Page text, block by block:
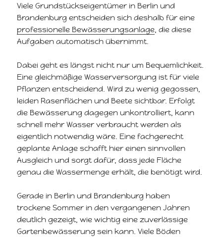
Viele Grundstückseigentümer in Berlin und
Brandenburg entscheiden sich deshalb für eine
professionelle Bewässerungsanlage , die diese
Aufgaben automatisch übernimmt.
Dabei geht es längst nicht nur um Bequemlichkeit.
Eine gleichmäßige Wasserversorgung ist für viele
Pflanzen entscheidend. Wird zu wenig gegossen,
leiden Rasenflächen und Beete sichtbar. Erfolgt
die Bewässerung dagegen unkontrolliert, kann
schnell mehr Wasser verbraucht werden als
eigentlich notwendig wäre. Eine fachgerecht
geplante Anlage schafft hier einen sinnvollen
Ausgleich und sorgt dafür, dass jede Fläche
genau die Wassermenge erhält, die benötigt wird.
Gerade in Berlin und Brandenburg haben
trockene Sommer in den vergangenen Jahren
deutlich gezeigt, wie wichtig eine zuverlässige
Gartenbewässerung sein kann. Viele Böden